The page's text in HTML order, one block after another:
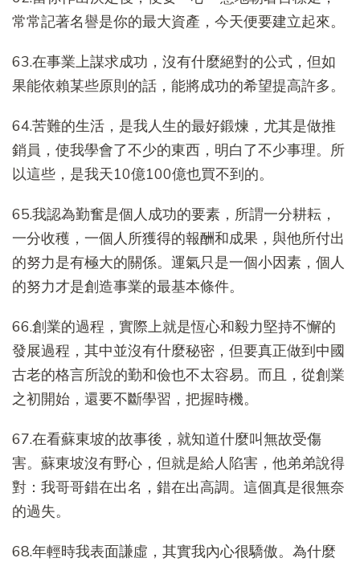
常常記著名譽是你的最大資產，今天便要建立起來。
63.在事業上謀求成功，沒有什麼絕對的公式，但如
果能依賴某些原則的話，能將成功的希望提高許多。
64.苦難的生活，是我人生的最好鍛煉，尤其是做推
銷員，使我學會了不少的東西，明白了不少事理。所
以這些，是我天10億100億也買不到的。
65.我認為勤奮是個人成功的要素，所謂一分耕耘，
一分收穫，一個人所獲得的報酬和成果，與他所付出
的努力是有極大的關係。運氣只是一個小因素，個人
的努力才是創造事業的最基本條件。
66.創業的過程，實際上就是恆心和毅力堅持不懈的
發展過程，其中並沒有什麼秘密，但要真正做到中國
古老的格言所說的勤和儉也不太容易。而且，從創業
之初開始，還要不斷學習，把握時機。
67.在看蘇東坡的故事後，就知道什麼叫無故受傷
害。蘇東坡沒有野心，但就是給人陷害，他弟弟說得
對：我哥哥錯在出名，錯在出高調。這個真是很無奈
的過失。
68.年輕時我表面謙虛，其實我內心很驕傲。為什麼